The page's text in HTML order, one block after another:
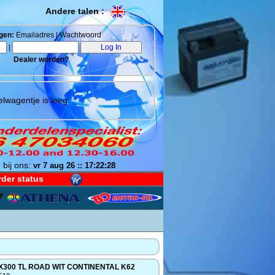
Andere talen :
Emailadres | Wachtwoord
Dealer worden?
is leeg.
bij ons: vr 7 aug 26 :: 17:22:29
status
TL ROAD WIT CONTINENTAL K62